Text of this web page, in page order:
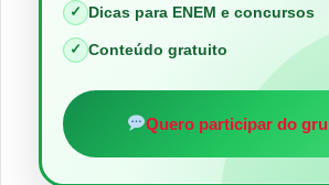
✓ Dicas para ENEM e concursos
✓ Conteúdo gratuito
Quero participar do